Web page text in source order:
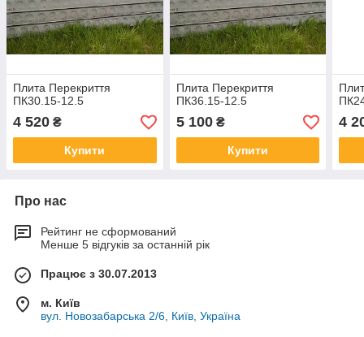
Плита Перекриття
ПК30.15-12.5
4 520 ₴
Купити
Плита Перекриття
ПК36.15-12.5
5 100₴
Купити
4
Про нас
Рейтинг не сформований
Менше 5 відгуків за останній рік
Працює з 30.07.2013
м. Київ
вул. Новозабарська 2/6, Київ, Україна